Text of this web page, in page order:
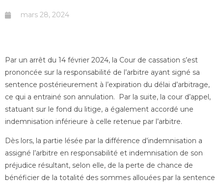
mars 28, 2024
Par un arrêt du 14 février 2024, la Cour de cassation s’est
prononcée sur la responsabilité de l’arbitre ayant signé sa
sentence postérieurement à l’expiration du délai d’arbitrage,
ce qui a entrainé son annulation. Par la suite, la cour d’appel,
statuant sur le fond du litige, a également accordé une
indemnisation inférieure à celle retenue par l’arbitre.
Dès lors, la partie lésée par la différence d’indemnisation a
assigné l’arbitre en responsabilité et indemnisation de son
préjudice résultant, selon elle, de la perte de chance de
bénéficier de la totalité des sommes allouées par la sentence